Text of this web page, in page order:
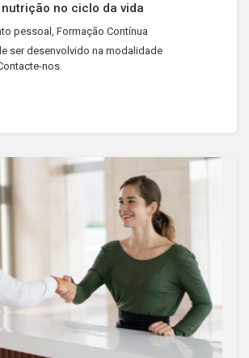
no ciclo da vida
pessoal, Formação Contínua
ser desenvolvido na modalidade
nos.